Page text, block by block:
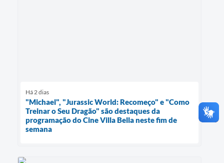
Há 2 dias
"Michael", "Jurassic World: Recomeço" e "Como
Treinar o Seu Dragão" são destaques da
programação do Cine Villa Bella neste fim de
semana